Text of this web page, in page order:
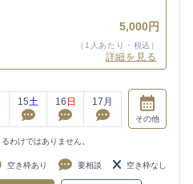
5,000円
（1人あたり・税込）
詳細を見る
15土 16 日 17 月
その他
わけではありません。
空き枠あり 要相談 空き枠なし